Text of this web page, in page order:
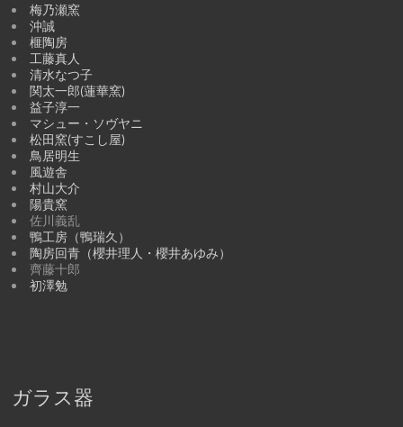
梅乃瀬窯
沖誠
榧陶房
工藤真人
清水なつ子
関太一郎(蓮華窯)
益子淳一
マシュー・ソヴヤニ
松田窯(すこし屋)
鳥居明生
風遊舎
村山大介
陽貴窯
佐川義乱
鴨工房（鴨瑞久）
陶房回青（櫻井理人・櫻井あゆみ）
齊藤十郎
初澤勉
ガラス器